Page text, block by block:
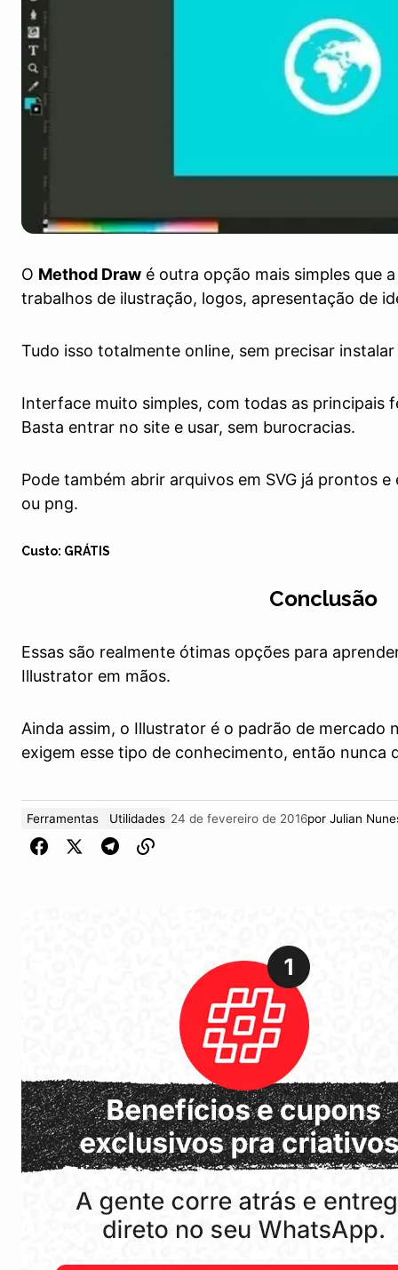
O Method Draw é outra opção mais simples que
trabalhos de ilustração, logos, apresentação de
Tudo isso totalmente online, sem precisar instalar
Interface muito simples, com todas as principais
Basta entrar no site e usar, sem burocracias.
Pode também abrir arquivos em SVG já prontos
ou png.
Custo: GRÁTIS
Conclusão
Essas são realmente ótimas opções para
Illustrator em mãos.
Ainda assim, o Illustrator é o padrão de mercado
exigem esse tipo de conhecimento, então nunca
Ferramentas Utilidades 24 de fevereiro de 2016por Julian